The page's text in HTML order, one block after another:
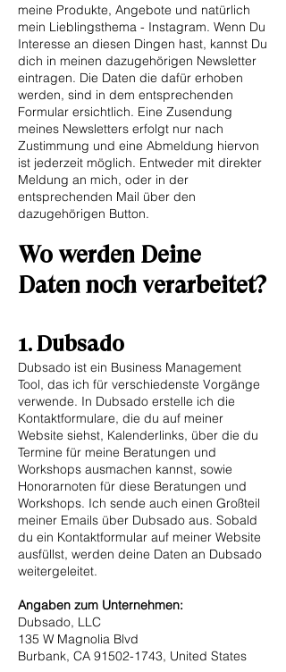
meine Produkte, Angebote und natürlich
mein Lieblingsthema - Instagram. Wenn Du
Interesse an diesen Dingen hast, kannst Du
dich in meinen dazugehörigen Newsletter
eintragen. Die Daten die dafür erhoben
werden, sind in dem entsprechenden
Formular ersichtlich. Eine Zusendung
meines Newsletters erfolgt nur nach
Zustimmung und eine Abmeldung hiervon
ist jederzeit möglich. Entweder mit direkter
Meldung an mich, oder in der
entsprechenden Mail über den
dazugehörigen Button.
Wo werden Deine
Daten noch verarbeitet?
1. Dubsado
Dubsado ist ein Business Management
Tool, das ich für verschiedenste Vorgänge
verwende. In Dubsado erstelle ich die
Kontaktformulare, die du auf meiner
Website siehst, Kalenderlinks, über die du
Termine für meine Beratungen und
Workshops ausmachen kannst, sowie
Honorarnoten für diese Beratungen und
Workshops. Ich sende auch einen Großteil
meiner Emails über Dubsado aus. Sobald
du ein Kontaktformular auf meiner Website
ausfüllst, werden deine Daten an Dubsado
weitergeleitet.
Angaben zum Unternehmen:
Dubsado, LLC
135 W Magnolia Blvd
Burbank, CA 91502-1743, United States